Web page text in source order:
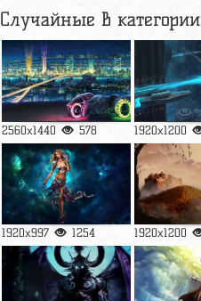
Случайные в категории
2560x1440 578 1920x1200
1920x997 1254 1920x1200